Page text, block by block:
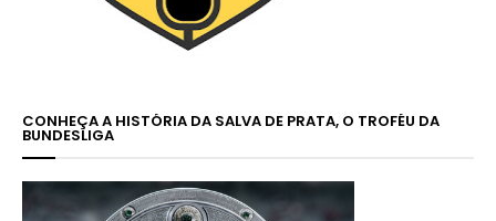
CONHEÇA A HISTÓRIA DA SALVA DE PRATA, O TROFÉU DA
BUNDESLIGA